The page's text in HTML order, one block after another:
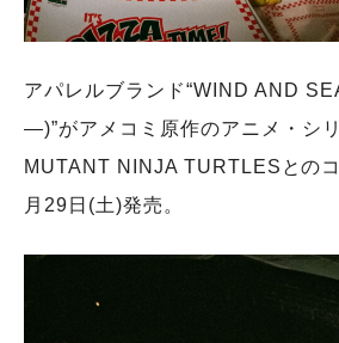
アパレルブランド“WIND AND
―)”がアメコミ原作のアニメ・シ
MUTANT NINJA TURTLESとの
⽉29⽇(⼟)発売。